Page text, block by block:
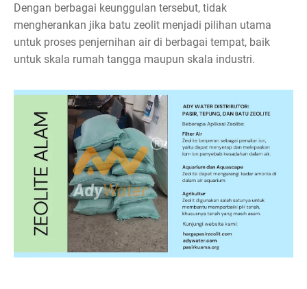
Dengan berbagai keunggulan tersebut, tidak
mengherankan jika batu zeolit menjadi pilihan utama
untuk proses penjernihan air di berbagai tempat, baik
untuk skala rumah tangga maupun skala industri.